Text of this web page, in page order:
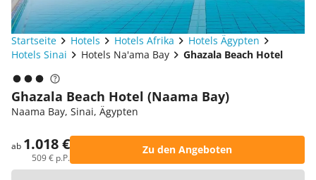
Startseite Hotels Hotels Afrika
Hotels Ägypten
Hotels Sinai
Hotels Na'ama Bay Ghazala Beach Hotel
Ghazala Beach Hotel (Naama Bay)
Naama Bay, Sinai, Ägypten
ab 1.018 €
509 € p.P.
Zu den Angeboten